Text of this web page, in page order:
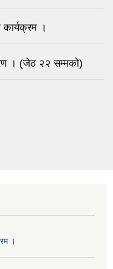
।
। (जेठ २२ सम्मको)
।